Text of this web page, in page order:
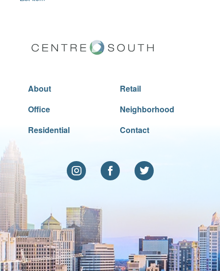
About
Office
Residential
Retail
Neighborhood
Contact